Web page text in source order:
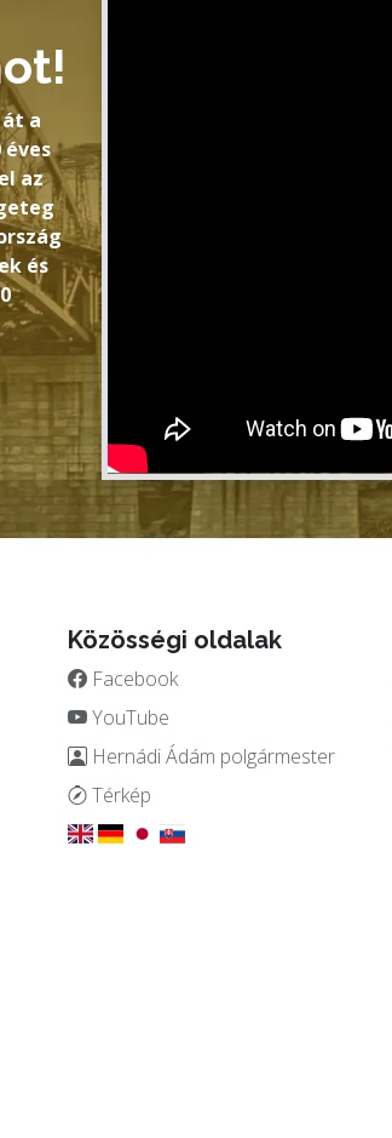
a
az
és
Közösségi oldalak
Facebook
YouTube
Hernádi Ádám polgármester
Térkép